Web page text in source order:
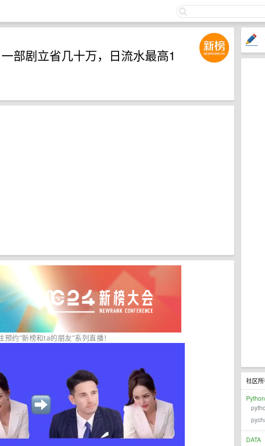
社区
Python
DATA
部剧立省几十万，日流水最高1
预约“新榜和ta的朋友”系列直播！